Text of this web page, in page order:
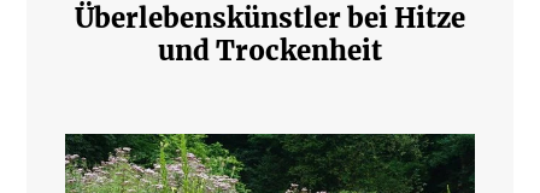
Überlebenskünstler bei Hitze
und Trockenheit